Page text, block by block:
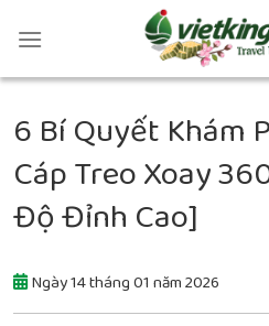
6 Bí Quyết Khám
Cáp Treo Xoay
Độ Đỉnh Cao]
Ngày 14 tháng 01 năm 2026